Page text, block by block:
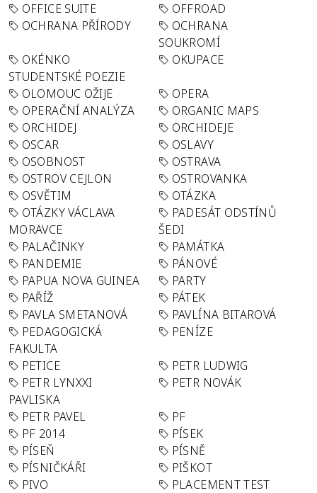
OFFICE SUITE
OFFROAD
OCHRANA PŘÍRODY
OCHRANA
SOUKROMÍ
OKÉNKO
STUDENTSKÉ POEZIE
OKUPACE
OLOMOUC OŽIJE
OPERA
OPERAČNÍ ANALÝZA
ORGANIC MAPS
ORCHIDEJ
ORCHIDEJE
OSCAR
OSLAVY
OSOBNOST
OSTRAVA
OSTROV CEJLON
OSTROVANKA
OSVĚTIM
OTÁZKA
OTÁZKY VÁCLAVA
MORAVCE
PADESÁT ODSTÍNŮ
ŠEDI
PALAČINKY
PAMÁTKA
PANDEMIE
PÁNOVÉ
PAPUA NOVA GUINEA
PARTY
PAŘÍŽ
PÁTEK
PAVLA SMETANOVÁ
PAVLÍNA BITAROVÁ
PEDAGOGICKÁ
FAKULTA
PENÍZE
PETICE
PETR LUDWIG
PETR LYNXXI
PAVLISKA
PETR NOVÁK
PETR PAVEL
PF
PF 2014
PÍSEK
PÍSEŇ
PÍSNĚ
PÍSNIČKÁŘI
PIŠKOT
PIVO
PLACEMENT TEST